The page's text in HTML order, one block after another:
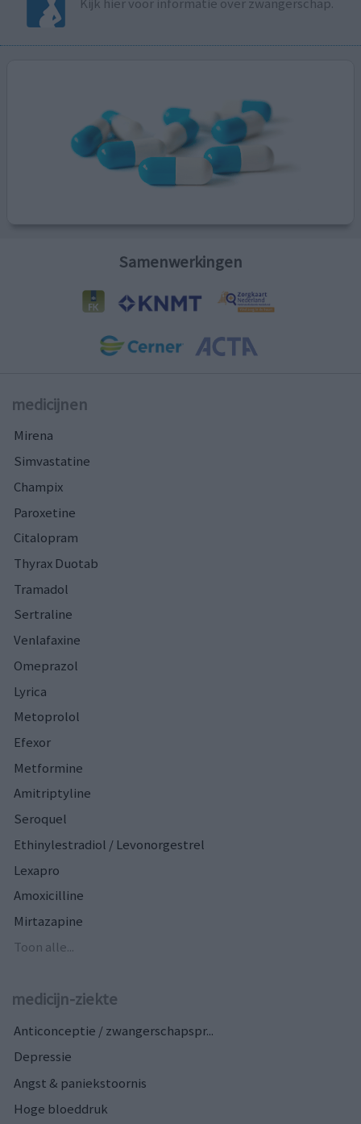
Samenwerkingen
medicijnen
Mirena
Simvastatine
Champix
Paroxetine
Citalopram
Thyrax Duotab
Tramadol
Sertraline
Venlafaxine
Omeprazol
Lyrica
Metoprolol
Efexor
Metformine
Amitriptyline
Seroquel
Ethinylestradiol / Levonorgestrel
Lexapro
Amoxicilline
Mirtazapine
Toon alle...
medicijn-ziekte
Anticonceptie / zwangerschapspr...
Depressie
Angst & paniekstoornis
Hoge bloeddruk